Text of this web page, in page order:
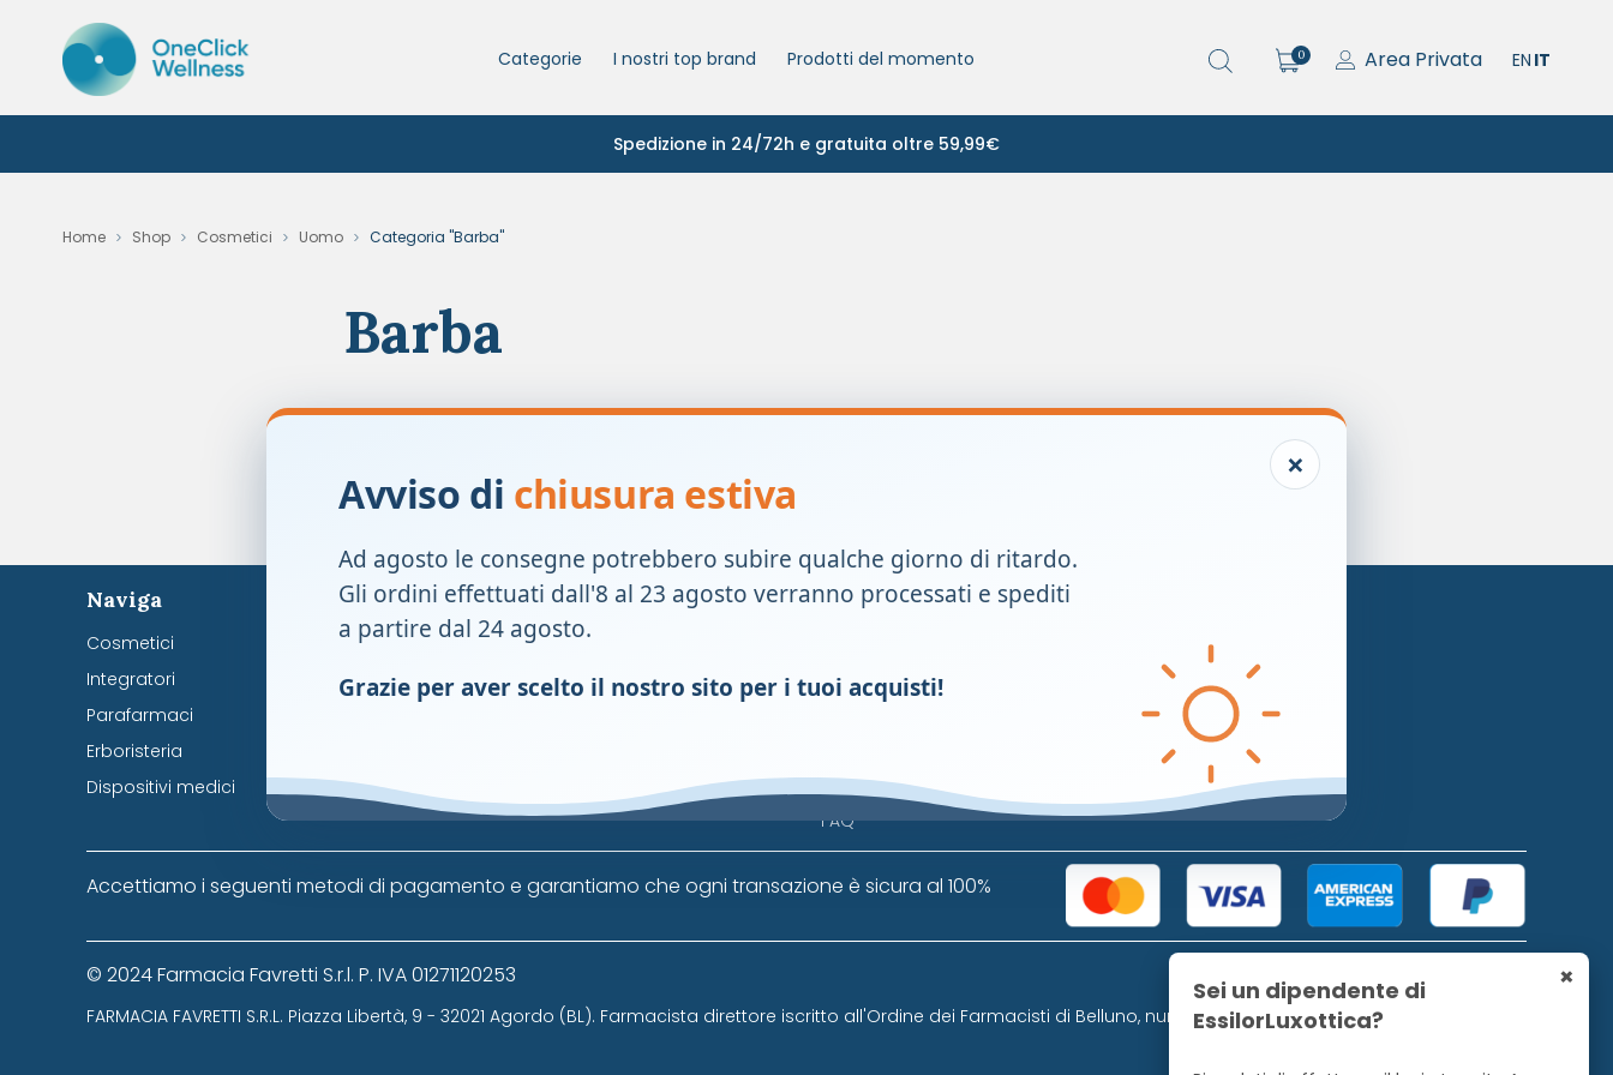
Categorie I nostri top brand Prodotti del momento EN IT
Area Privata
0
Spedizione in 24/72h e gratuita oltre 59,99€
Home Shop Cosmetici Uomo Categoria "Barba"
Barba
Naviga
Cosmetici
Integratori
Parafarmaci
Erboristeria
Dispositivi medici
Infanzia
Servizi
Privacy Policy
Condizioni di vendita
FAQ
Bacheca
Preferiti
Storico ordini
I miei indirizzi
Accettiamo i seguenti metodi di pagamento e garantiamo che ogni transazione è sicura al 100%
© 2024 Farmacia Favretti S.r.l. P. IVA 01271120253
FARMACIA FAVRETTI S.R.L. Piazza Libertà, 9 - 32021 Agordo (BL). Farmacista direttore iscritto all'Ordine dei Farmacisti di Belluno, numero 728.
×
Sei un dipendente di
EssilorLuxottica?
×
Avviso di chiusura estiva
Ad agosto le consegne potrebbero subire qualche giorno di ritardo.
Gli ordini effettuati dall'8 al 23 agosto verranno processati e spediti
a partire dal 24 agosto.
Grazie per aver scelto il nostro sito per i tuoi acquisti!